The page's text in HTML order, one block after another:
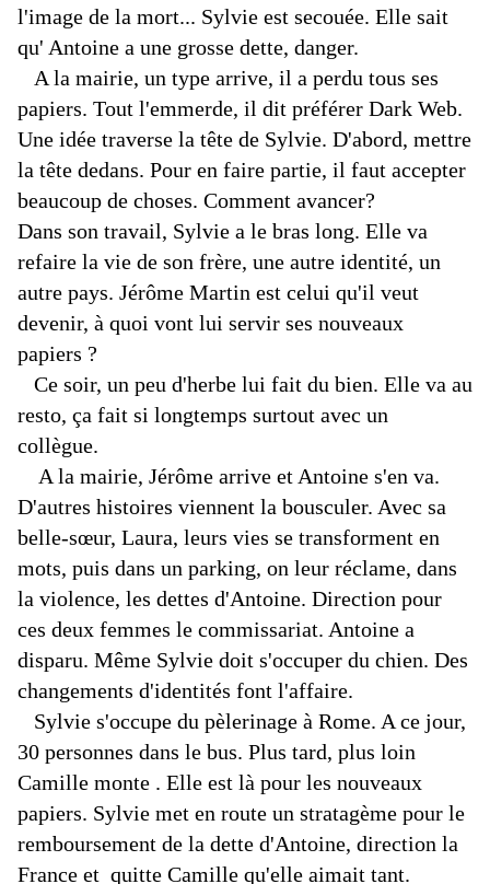
l'image de la mort... Sylvie est secouée. Elle sait
qu' Antoine a une grosse dette, danger.
A la mairie, un type arrive, il a perdu tous ses
papiers. Tout l'emmerde, il dit préférer Dark Web.
Une idée traverse la tête de Sylvie. D'abord, mettre
la tête dedans. Pour en faire partie, il faut accepter
beaucoup de choses. Comment avancer?
Dans son travail, Sylvie a le bras long. Elle va
refaire la vie de son frère, une autre identité, un
autre pays. Jérôme Martin est celui qu'il veut
devenir, à quoi vont lui servir ses nouveaux
papiers ?
Ce soir, un peu d'herbe lui fait du bien. Elle va au
resto, ça fait si longtemps surtout avec un
collègue.
A la mairie, Jérôme arrive et Antoine s'en va.
D'autres histoires viennent la bousculer. Avec sa
belle-sœur, Laura, leurs vies se transforment en
mots, puis dans un parking, on leur réclame, dans
la violence, les dettes d'Antoine. Direction pour
ces deux femmes le commissariat. Antoine a
disparu. Même Sylvie doit s'occuper du chien. Des
changements d'identités font l'affaire.
Sylvie s'occupe du pèlerinage à Rome. A ce jour,
30 personnes dans le bus. Plus tard, plus loin
Camille monte . Elle est là pour les nouveaux
papiers. Sylvie met en route un stratagème pour le
remboursement de la dette d'Antoine, direction la
France et quitte Camille qu'elle aimait tant.